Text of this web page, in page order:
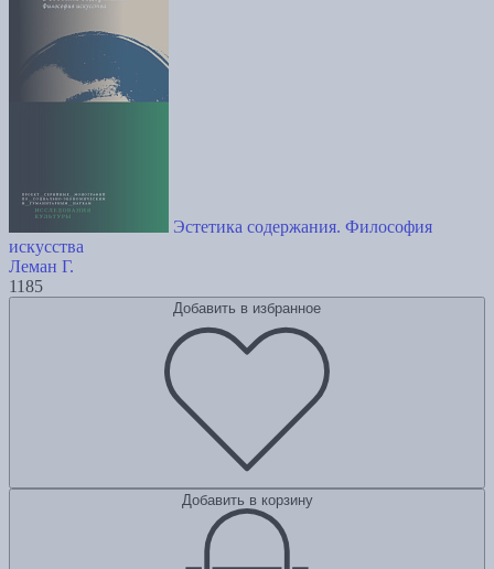
Эстетика содержания. Философия
искусства
Леман Г.
1185
Добавить в избранное
Добавить в корзину